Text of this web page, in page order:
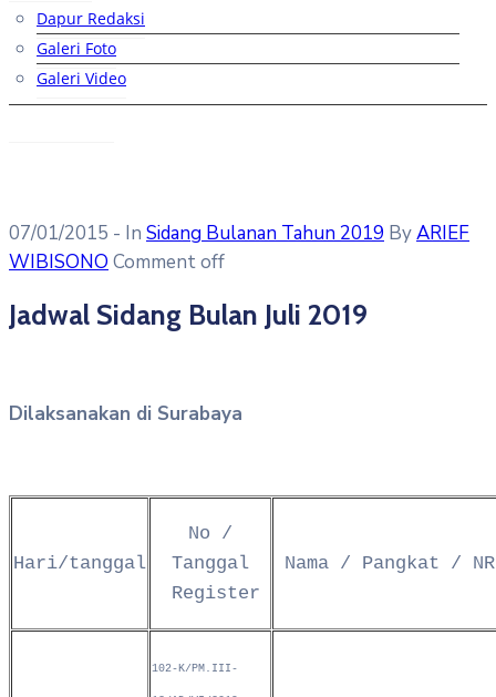
Dapur Redaksi
Galeri Foto
Galeri Video
07/01/2015 - In Sidang Bulanan Tahun 2019 ByARIEF
WIBISONO Comment off
Jadwal Sidang Bulan Juli 2019
Dilaksanakan di Surabaya
Hari/tanggal
No /
Tanggal
Register
Nama / Pangkat /
102-K/PM.III-